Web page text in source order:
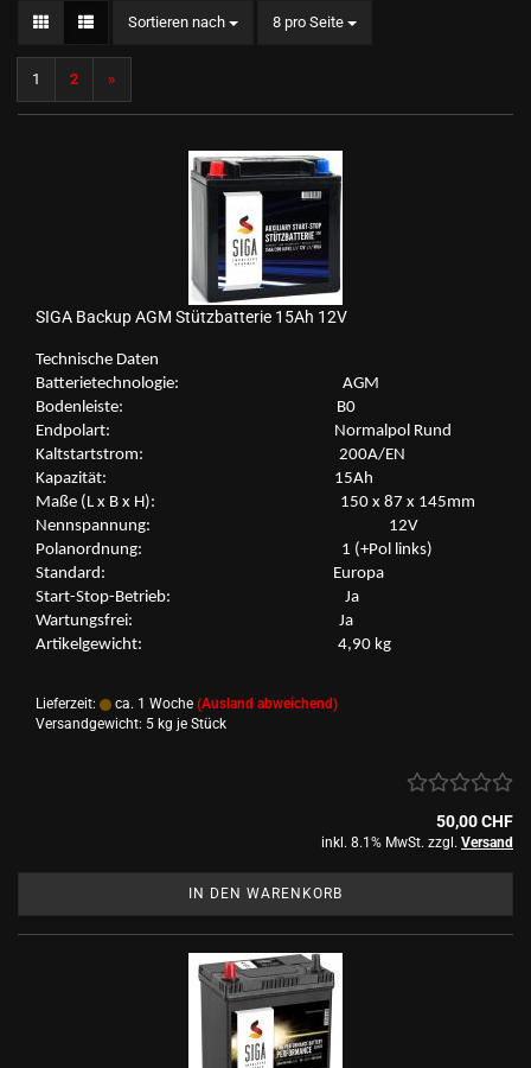
Sortieren nach
Sortieren nach 8 pro Seite
pro Seite
1 2 »
SIGA Back­up AGM Stütz­bat­te­rie 15Ah 12V
Tech­ni­sche Daten
Bat­te­rie­tech­no­lo­gie: AGM
Bo­den­leis­te: B0
End­po­lart: Nor­mal­pol Rund
Kalt­start­strom: 200A/EN
Ka­pa­zi­tät: 15Ah
Maße (L x B x H): 150 x 87 x 145mm
Nenn­span­nung: 12V
Po­l­an­ord­nung: 1 (+Pol links)
Stan­dard: Eu­ro­pa
Start-​Stop-Betrieb: Ja
War­tungs­frei: Ja
Ar­ti­kel­ge­wicht: 4,90 kg
Lieferzeit: ca. 1 Woche (Ausland abweichend)
Versandgewicht: 5 kg je Stück
50,00 CHF
inkl. 8.1% MwSt. zzgl. Versand
IN DEN WARENKORB